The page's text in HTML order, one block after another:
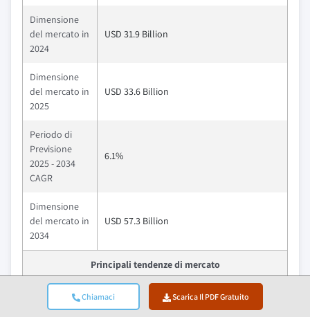
Chiamaci Scarica Il PDF Gratuito
Dimensione
del mercato in
2024
USD 31.9 Billion
Dimensione
del mercato in
2025
USD 33.6 Billion
Periodo di
Previsione
2025 - 2034
CAGR
6.1%
Dimensione
del mercato in
2034
USD 57.3 Billion
Principali tendenze di mercato
Impatto